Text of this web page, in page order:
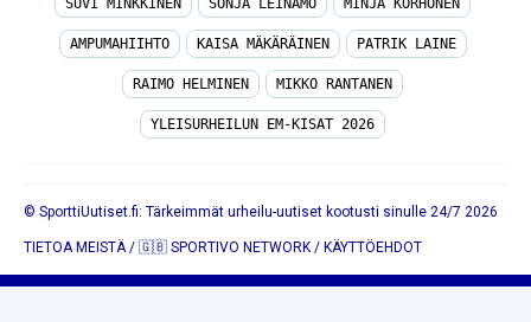
SUVI MINKKINEN SONJA LEINAMO MINJA KORHONEN
AMPUMAHIIHTO KAISA MÄKÄRÄINEN PATRIK LAINE
RAIMO HELMINEN MIKKO RANTANEN
YLEISURHEILUN EM-KISAT 2026
© SporttiUutiset.fi: Tärkeimmät urheilu-uutiset kootusti sinulle 24/7 2026
TIETOA MEISTÄ/ 🇬🇧 SPORTIVO NETWORK / KÄYTTÖEHDOT